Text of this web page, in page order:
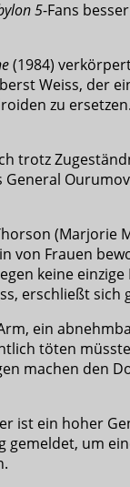
5-Fans
(1984)
Weiss, der
zu
trotz
(Marjorie
Frauen
keine
erschließt sich
ein
töten
machen den
ist ein hoher
um